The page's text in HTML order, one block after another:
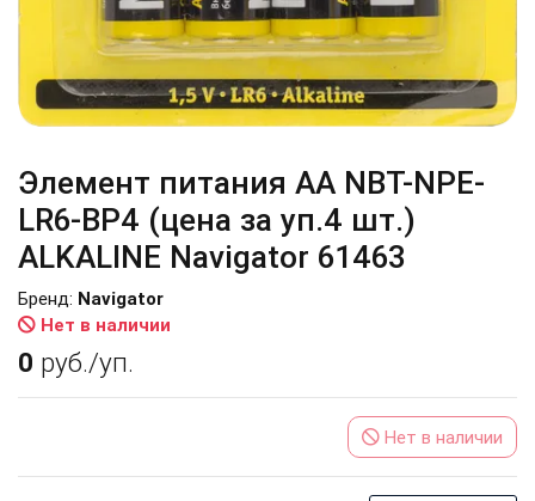
Элемент питания АА NBT-NPE-
LR6-BP4 (цена за уп.4 шт.)
ALKALINE Navigator 61463
Нет в наличии
Бренд: Navigator
0 руб./уп.
Нет в наличии